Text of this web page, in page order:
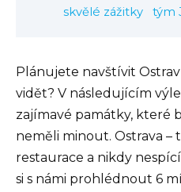
skvělé zážitky tým
Plánujete navštívit
vidět? V následujícím
zajímavé památky, které
neměli minout. Ostrava –
restaurace a nikdy
si s námi prohlédnout 6